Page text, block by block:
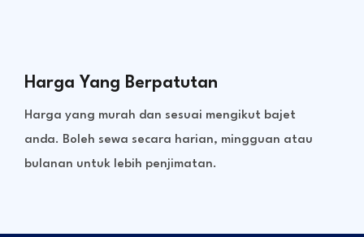
Harga Yang Berpatutan
Harga yang murah dan sesuai mengikut bajet
anda. Boleh sewa secara harian, mingguan atau
bulanan untuk lebih penjimatan.